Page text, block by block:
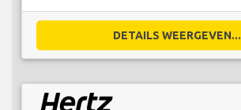
DETAILS WEERGEVEN...